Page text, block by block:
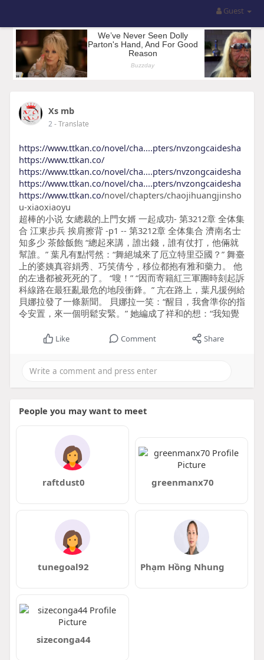
Guest
Xs mb
2- Translate
https://www.ttkan.co/novel/cha....pters/nvzongcaidesha
https://www.ttkan.co/
https://www.ttkan.co/novel/cha....pters/nvzongcaidesha
https://www.ttkan.co/novel/cha....pters/nvzongcaidesha
https://www.ttkan.co/novel/chapters/chaojihuangjinsho
u-xiaoxiaoyu
超棒的小说 女總裁的上門女婿 一起成功- 第3212章 全体集
合 江東步兵 挨肩擦背 -p1 -- 第3212章 全体集合 濟南名士
知多少 茶餘飯飽 “總起來講，誰出錢，誰有仗打，他倆就
幫誰。” 葉凡有點愕然：“舞絕城來了厄立特里亞國？” 舞臺
上的婆姨真容娟秀、巧笑倩兮，移位都抱有雅和藥力。 他
的左邊都被死死的了。 “嗖！” “因而寄籍紅三軍團時刻起訴
科線路在最狂亂最危的地段衝鋒。” 亢在路上，葉凡援例給
貝娜拉發了一條新聞。 貝娜拉一笑：“醒目，我會準你的指
令安置，來一個明鬆安緊。” 她編成了祥和的想：“我知覺
Like Comment Share
People you may want to meet
raftdust0 greenmanx70
tunegoal92 Phạm Hồng Nhung
sizeconga44